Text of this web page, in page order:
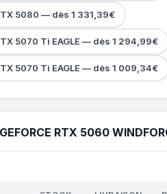
5080 — dès 1 331,39€
5070 Ti EAGLE — dès 1 294,99€
5070 Ti EAGLE — dès 1 009,34€
RTX 5060